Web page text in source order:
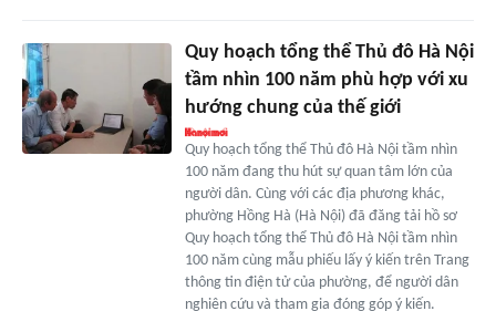
Quy hoạch tổng thể Thủ đô Hà Nội
tầm nhìn 100 năm phù hợp với xu
hướng chung của thế giới
Quy hoạch tổng thể Thủ đô Hà Nội tầm nhìn
100 năm đang thu hút sự quan tâm lớn của
người dân. Cùng với các địa phương khác,
phường Hồng Hà (Hà Nội) đã đăng tải hồ sơ
Quy hoạch tổng thể Thủ đô Hà Nội tầm nhìn
100 năm cùng mẫu phiếu lấy ý kiến trên Trang
thông tin điện tử của phường, để người dân
nghiên cứu và tham gia đóng góp ý kiến.